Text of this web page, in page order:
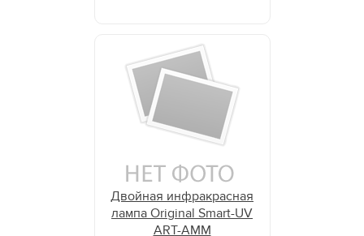
Двойная инфракрасная
лампа Original Smart-UV
ART-AMM